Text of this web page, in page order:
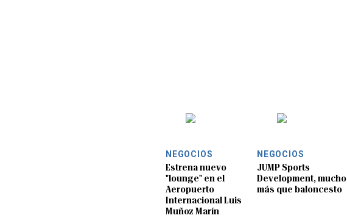
NEGOCIOS
Estrena nuevo
"lounge" en el
Aeropuerto
Internacional Luis
Muñoz Marín
NEGOCIOS
JUMP Sports
Development, mucho
más que baloncesto